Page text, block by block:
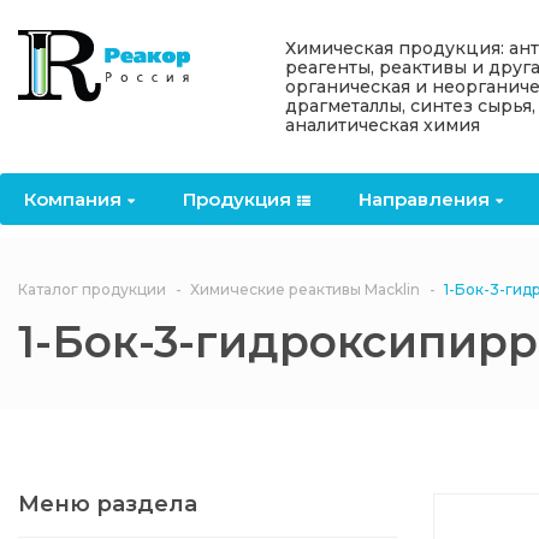
Компания Продукция Направления
Назад
Компания
Лицензии
Документы
Филиалы
Назад
Продукция
OceanСhem
Антипирены
антипирены
3ASenrise
Назад
Направления
Отвердители
Назад
Информация
Акции
Политика
конфиденциальности
Химическая продукция:
реагенты, реактивы и
органическая и
драгметаллы, синтез сырья,
аналитическая химия
Каталог продукции Химические реактивы Macklin 1-Бок-3-
1-Бок-3-
Меню раздела